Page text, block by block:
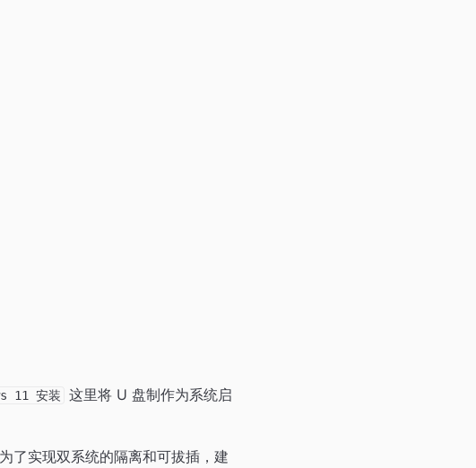
11 安装
这里将 U 盘制作为系统启
了实现双系统的隔离和可拔插，建